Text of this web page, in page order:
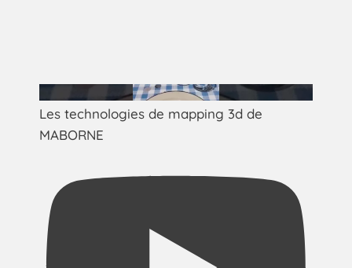
Les technologies de mapping 3d de
MABORNE